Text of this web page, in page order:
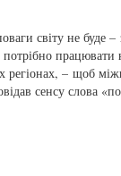
світу не буде
працювати
регіонах, – щоб
сенсу слова